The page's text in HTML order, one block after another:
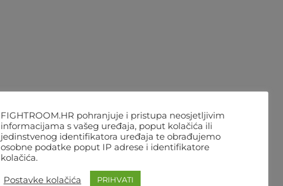
FIGHTROOM.HR pohranjuje i pristupa neosjetljivim
informacijama s vašeg uređaja, poput kolačića ili
jedinstvenog identifikatora uređaja te obrađujemo
osobne podatke poput IP adrese i identifikatore
kolačića.
Postavke kolačića PRIHVATI